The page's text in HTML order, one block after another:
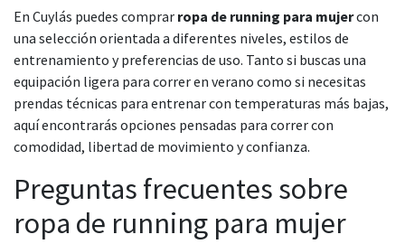
En Cuylás puedes comprar ropa de running para mujercon
una selección orientada a diferentes niveles, estilos de
entrenamiento y preferencias de uso. Tanto si buscas una
equipación ligera para correr en verano como si necesitas
prendas técnicas para entrenar con temperaturas más bajas,
aquí encontrarás opciones pensadas para correr con
comodidad, libertad de movimiento y confianza.
Preguntas frecuentes sobre
ropa de running para mujer